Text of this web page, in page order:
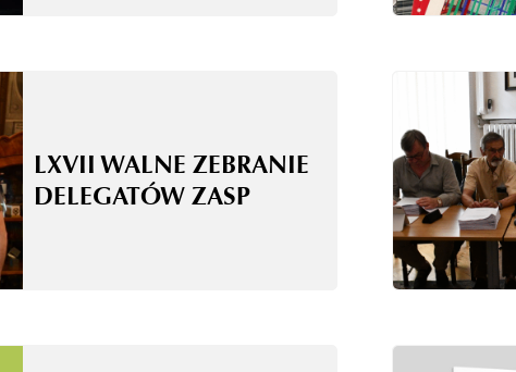
LXVII WALNE ZEBRANIE
DELEGATÓW ZASP